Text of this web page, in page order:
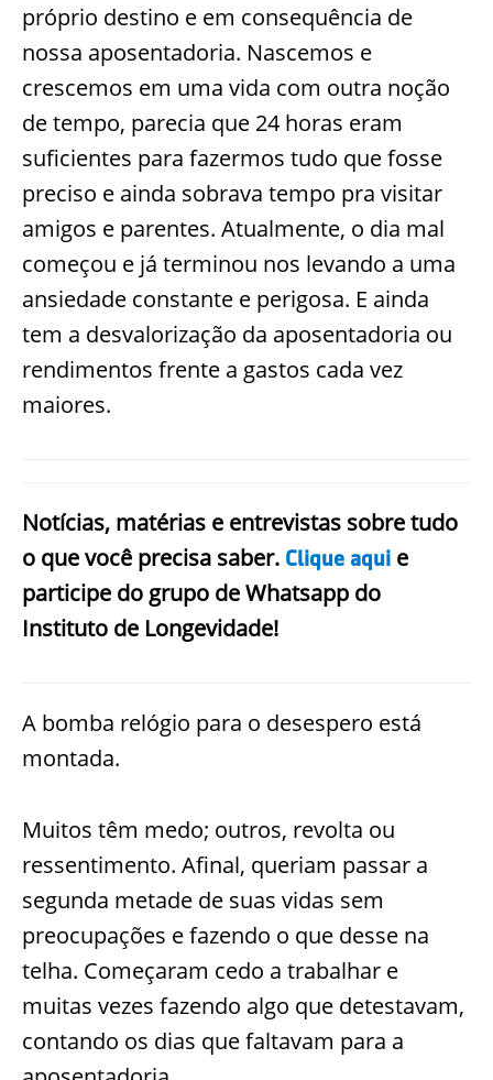
próprio destino e em consequência de
nossa aposentadoria. Nascemos e
crescemos em uma vida com outra noção
de tempo, parecia que 24 horas eram
suficientes para fazermos tudo que fosse
preciso e ainda sobrava tempo pra visitar
amigos e parentes. Atualmente, o dia mal
começou e já terminou nos levando a uma
ansiedade constante e perigosa. E ainda
tem a desvalorização da aposentadoria ou
rendimentos frente a gastos cada vez
maiores.
Notícias, matérias e entrevistas sobre tudo
o que você precisa saber. Clique aqui e
participe do grupo de Whatsapp do
Instituto de Longevidade!
A bomba relógio para o desespero está
montada.
Muitos têm medo; outros, revolta ou
ressentimento. Afinal, queriam passar a
segunda metade de suas vidas sem
preocupações e fazendo o que desse na
telha. Começaram cedo a trabalhar e
muitas vezes fazendo algo que detestavam,
contando os dias que faltavam para a